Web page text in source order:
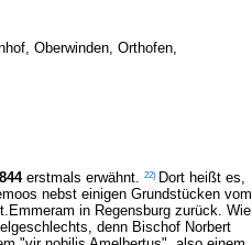
Oberwinden, Orthofen,
844erstmals erwähnt. 22) Dort heißt es,
nebst einigen Grundstücken vom
in Regensburg zurück. Wie
denn Bischof Norbert